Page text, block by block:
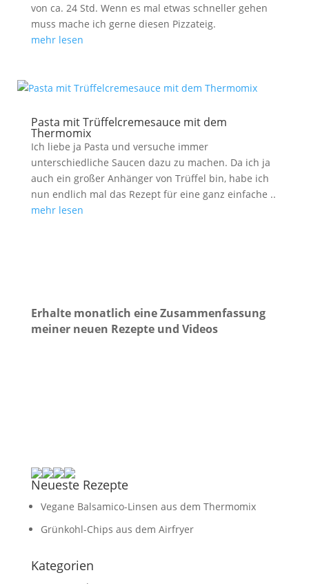
von ca. 24 Std. Wenn es mal etwas schneller gehen
muss mache ich gerne diesen Pizzateig.
mehr lesen
Pasta mit Trüffelcremesauce mit dem
Thermomix
Ich liebe ja Pasta und versuche immer
unterschiedliche Saucen dazu zu machen. Da ich ja
auch ein großer Anhänger von Trüffel bin, habe ich
nun endlich mal das Rezept für eine ganz einfache ..
mehr lesen
Erhalte monatlich eine Zusammenfassung
meiner neuen Rezepte und Videos
Neueste Rezepte
Vegane Balsamico-Linsen aus dem Thermomix
Grünkohl-Chips aus dem Airfryer
Kategorien